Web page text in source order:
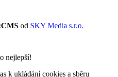
od SKY Media s.r.o.
nejlepší!
k ukládání cookies a sběru